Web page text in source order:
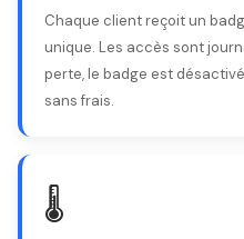
Chaque client reçoit un
unique. Les accès sont
perte, le badge est
sans frais.
🌡️